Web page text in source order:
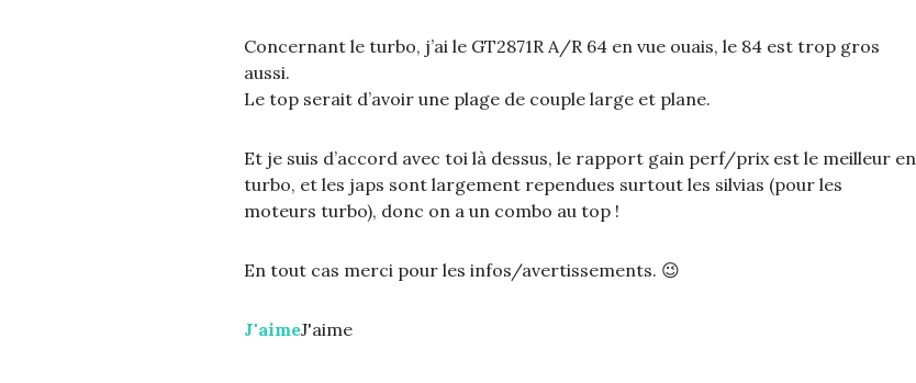
Concernant le turbo, j’ai le GT2871R A/R 64 en vue ouais, le 84 est trop gros
aussi.
Le top serait d’avoir une plage de couple large et plane.
Et je suis d’accord avec toi là dessus, le rapport gain perf/prix est le meilleur en
turbo, et les japs sont largement rependues surtout les silvias (pour les
moteurs turbo), donc on a un combo au top !
En tout cas merci pour les infos/avertissements. 😉
J'aimeJ'aime